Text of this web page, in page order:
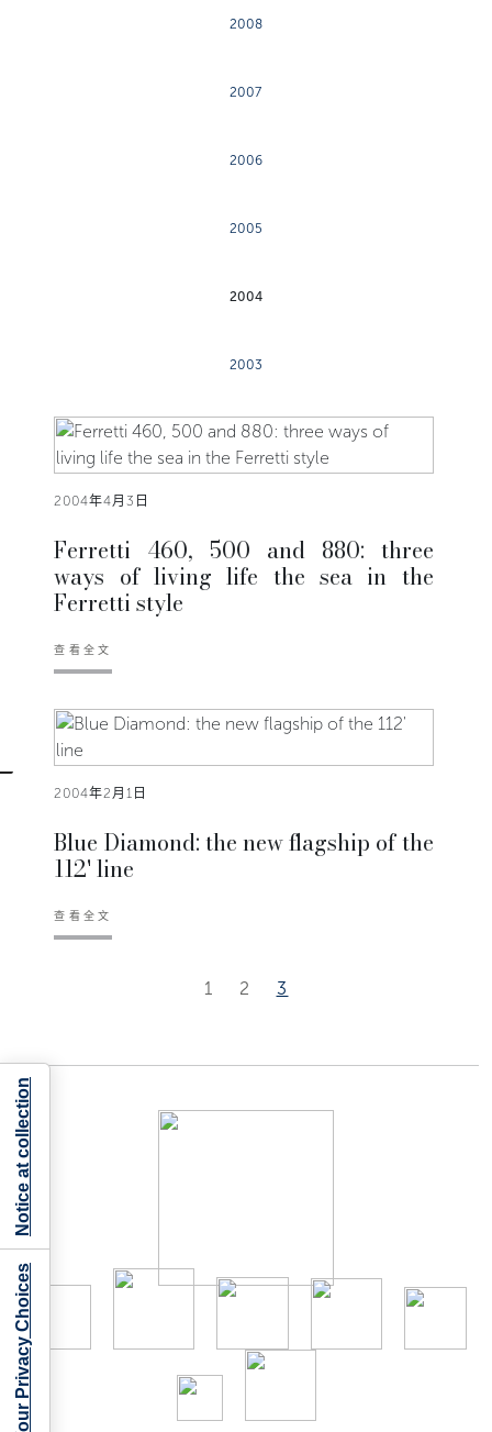
2008
2007
2006
2005
2004
2003
2004年4月3日
Ferretti 460, 500 and 880: three
ways of living life the sea in the
Ferretti style
查看全文
2004年2月1日
Blue Diamond: the new flagship of the
112' line
查看全文
1 2 3
Your Privacy Choices
Notice at collection